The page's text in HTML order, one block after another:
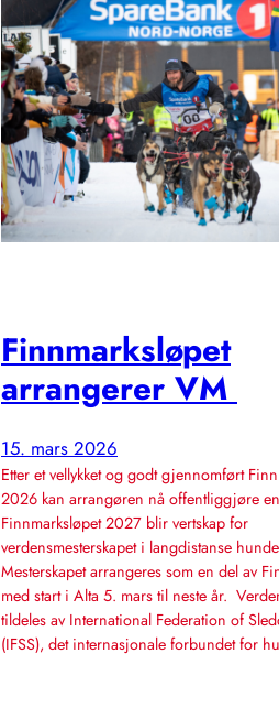
Finnmarksløpet
arrangerer VM
15. mars 2026
Etter et vellykket og godt gjennomført
2026 kan arrangøren nå offentliggjøre
Finnmarksløpet 2027 blir vertskap for
verdensmesterskapet i langdistanse
Mesterskapet arrangeres som en del av
med start i Alta 5. mars til neste år.
tildeles av International Federation of
(IFSS), det internasjonale forbundet for